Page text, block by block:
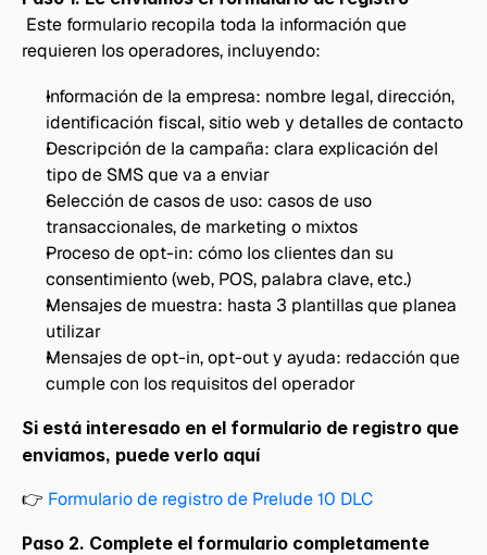
requieren los operadores, incluyendo:
Información de la empresa: nombre legal, dirección,
identificación fiscal, sitio web y detalles de contacto
Descripción de la campaña: clara explicación del
tipo de SMS que va a enviar
Selección de casos de uso: casos de uso
transaccionales, de marketing o mixtos
Proceso de opt-in: cómo los clientes dan su
consentimiento (web, POS, palabra clave, etc.)
Mensajes de muestra: hasta 3 plantillas que planea
utilizar
Mensajes de opt-in, opt-out y ayuda: redacción que
cumple con los requisitos del operador
Si está interesado en el formulario de registro que
enviamos, puede verlo aquí
👉 Formulario de registro de Prelude 10 DLC
Paso 2. Complete el formulario completamente